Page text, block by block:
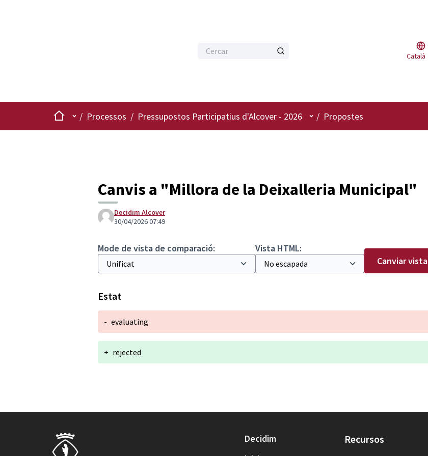
Català
Inici Menú principal
/ Processos / Pressupostos Participatius d'Alcover - 2026 Menú d'usuari
/ Propostes
Canvis a "Millora de la Deixalleria Municipal"
Decidim Alcover
30/04/2026 07:49
Mode de vista de comparació:
Vista HTML:
Canviar vista
Estat
- evaluating
+ rejected
Decidim Recursos